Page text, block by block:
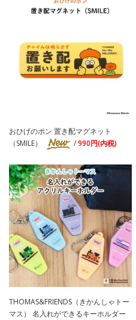
おひげのポン 置き配マグネット
（SMILE）
/990円(内税)
THOMAS&FRIENDS（きかんしゃトー
マス） 名入れができるキーホルダー